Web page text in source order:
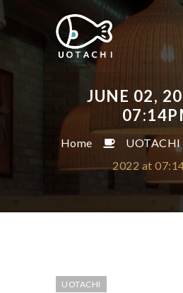
JUNE 02,
Home UOTACHI
2022 at
UOTACHI